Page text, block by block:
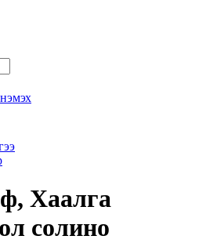
Хаалга
солино